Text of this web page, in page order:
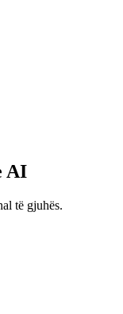
AI
të gjuhës.